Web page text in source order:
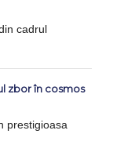
cadrul
zbor în cosmos
prestigioasa